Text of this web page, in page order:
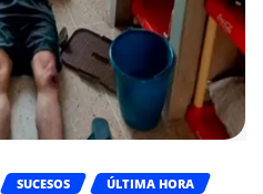
SUCESOS
ÚLTIMA HORA